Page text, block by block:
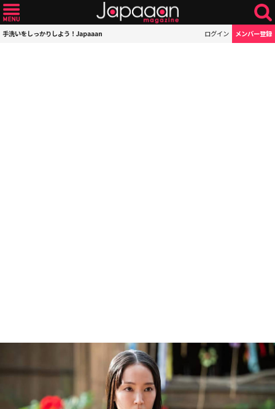
手洗いをしっかりしよう！Japaaan ログイン メンバー登録